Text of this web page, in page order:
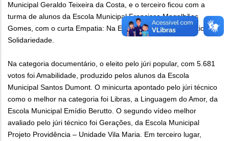
Municipal Geraldo Teixeira da Costa, e o terceiro ficou com a
turma de alunos da Escola Municipal Francisco Magalhães
Gomes, com o curta Empatia: Na Essência é Amor, na Prática é
Solidariedade.
Na categoria documentário, o eleito pelo júri popular, com 5.681
votos foi Amabilidade, produzido pelos alunos da Escola
Municipal Santos Dumont. O minicurta apontado pelo júri técnico
como o melhor na categoria foi Libras, a Linguagem do Amor, da
Escola Municipal Emídio Berutto. O segundo vídeo melhor
avaliado pelo júri técnico foi Gerações, da Escola Municipal
Projeto Providência – Unidade Vila Maria. Em terceiro lugar,